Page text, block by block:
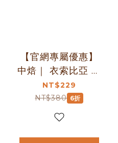
【官網專屬優惠】
中焙｜ 衣索比亞 艷
陽紅寶石｜ 西達摩
日曬 優質咖啡豆 半
磅(227g) ｜暖窩咖
NT$229
NT$380 6折